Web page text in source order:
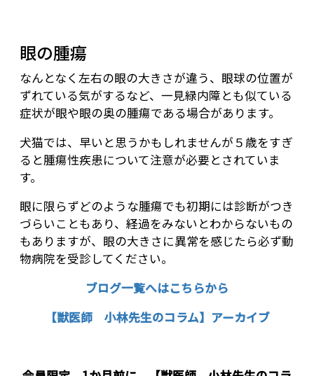
眼の腫瘍
なんとなく左右の眼の大きさが違う、眼球の位置が
ずれている気がするなど、一見緑内障とも似ている
症状が眼や眼の奥の腫瘍である場合があります。
犬猫では、早いと思うかもしれませんが５歳をすぎ
ると腫瘍性疾患について注意が必要とされていま
す。
眼に限らずどのような腫瘍でも初期には診断がつき
づらいこともあり、経過をみないとわからないもの
もありますが、眼の大きさに異常を感じたら必ず動
物病院を受診してください。
ブログ一覧へはこちらから
【獣医師 小林先生のコラム】アーカイブ